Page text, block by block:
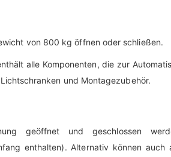
von 800 kg öffnen oder schließen.
alle Komponenten, die zur
und Montagezubehör.
geöffnet und geschlossen
enthalten). Alternativ können auch